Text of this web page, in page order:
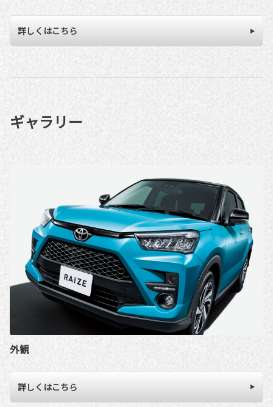
詳しくはこちら
ギャラリー
外観
詳しくはこちら